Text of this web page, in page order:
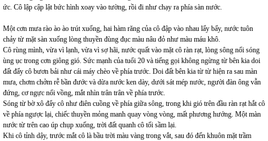
ức. Cô lập cập lật bức hình xoay vào tường, rồi đi như chạy ra phía sàn nước.
Một cơn mưa rào ào ào trút xuống, hai hàm răng của cô đập vào nhau lẩy bẩy, nước tuôn
chảy từ mặt sàn xuống lòng thuyền đùng đục màu nâu đỏ như màu máu khô.
Cô rùng mình, vừa vì lạnh, vừa vì sợ hãi, nước quất vào mặt cô ràn rạt, lòng sông nổi sóng
ùng ục trong cơn giông gió. Sức mạnh của tuổi 20 và tiếng gọi không ngừng từ bên kia doi
đất đẩy cô bươn bải như cái máy chèo về phía trước. Doi đất bên kia từ từ hiện ra sau màn
mưa, chơm chởm rễ bần đước và dừa nước ken dày, dưới sát mép nước, người đàn ông vẫn
đứng, cơ ngực nổi vồng, mắt nhìn trân trân về phía trước.
Sóng từ bờ xô đẩy cô như điên cuồng về phía giữa sông, trong khi gió trên đầu ràn rạt hắt cô
về phía ngược lại, chiếc thuyền mỏng manh quay vòng vòng, mất phương hướng. Một màn
nước từ trên cao úp chụp xuống, trời đất quanh cô tối sầm lại.
Khi cô tỉnh dậy, trước mắt cô là bầu trời màu vàng trong vắt, sau đó đến khuôn mặt trầm